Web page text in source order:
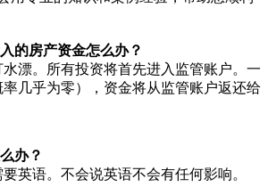
的房产资金怎么办？
漂。所有投资将首先进入监管账户。一
率几乎为零），资金将从监管账户返还给
办？
英语。不会说英语不会有任何影响。